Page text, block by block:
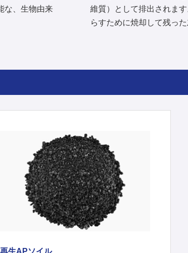
な、生物由来
維質）として排出されま
らすために焼却して残っ
再生APソイル